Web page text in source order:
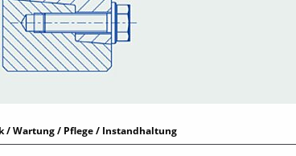
/ Wartung / Pflege / Instandhaltung